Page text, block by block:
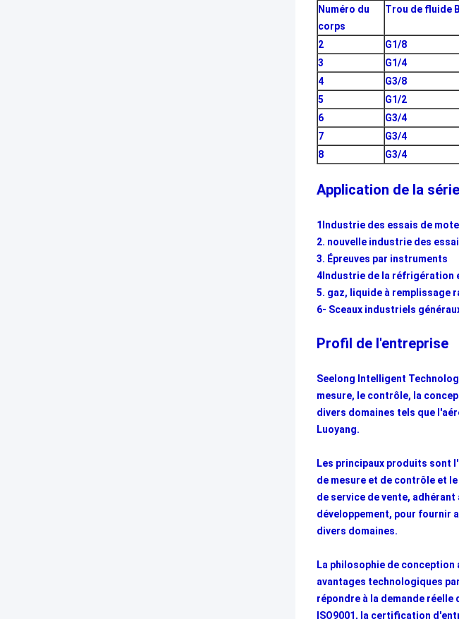
Numéro du
corps
Trou de fluide
2 G1/8
3
G1/4
4
G3/8
5
G1/2
6
G3/4
7
G3/4
8
G3/4
Application de la
1Industrie des essais de
2. nouvelle industrie des
3. Épreuves par instruments
4Industrie de la réfrigération
5. gaz, liquide à remplissage
6- Sceaux industriels
Profil de l'entreprise
Seelong Intelligent
mesure, le contrôle, la
divers domaines tels que
Luoyang.
Les principaux produits sont
de mesure et de contrôle et
de service de vente,
développement, pour fournir
divers domaines.
La philosophie de
avantages technologiques
répondre à la demande
ISO9001, la certification